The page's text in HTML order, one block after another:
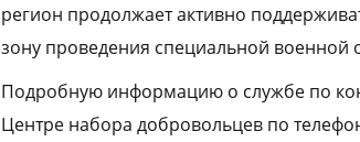
регион продолжает активно
зону проведения специальной военной
Подробную информацию о службе по
Центре набора добровольцев по